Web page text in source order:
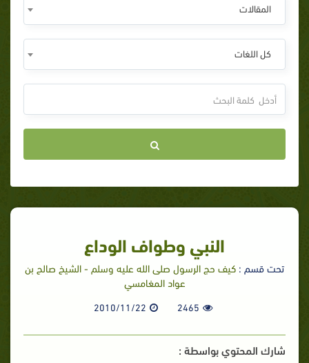
المقالات
كل اللغات
النبي وطواف الوداع
تحت قسم : كيف حج الرسول صلى الله عليه وسلم - الشيخ صالح بن
عواد المغامسي
2465
2010/11/22
شارك المحتوي بواسطة :